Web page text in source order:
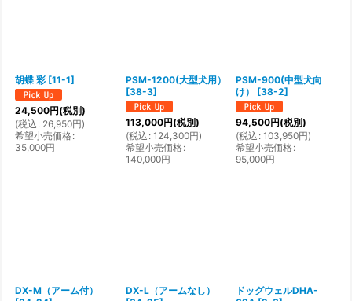
胡蝶 彩 [11-1]
24,500円(税別)
(税込 : 26,950円)
希望小売価格:
35,000円
PSM-1200(大型犬用）
[38-3]
113,000円(税別)
(税込 : 124,300円)
希望小売価格:
140,000円
PSM-900(中型犬向
け）
[38-2]
94,500円(税別)
(税込 : 103,950円)
希望小売価格:
95,000円
DX-M（アーム付）
DX-L（アームなし）
ドッグウェルDHA-